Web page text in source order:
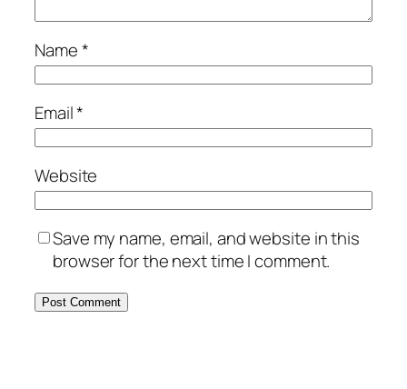
Name*
Email*
Website
Save my name, email, and website in this
browser for the next time I comment.